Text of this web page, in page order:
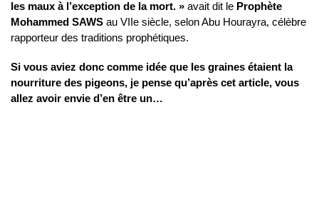
les maux à l’exception de la mort. » avait dit le Prophète
Mohammed SAWS au VIIe siècle, selon Abu Hourayra, célèbre
rapporteur des traditions prophétiques.
Si vous aviez donc comme idée que les graines étaient la
nourriture des pigeons, je pense qu’après cet article, vous
allez avoir envie d’en être un…